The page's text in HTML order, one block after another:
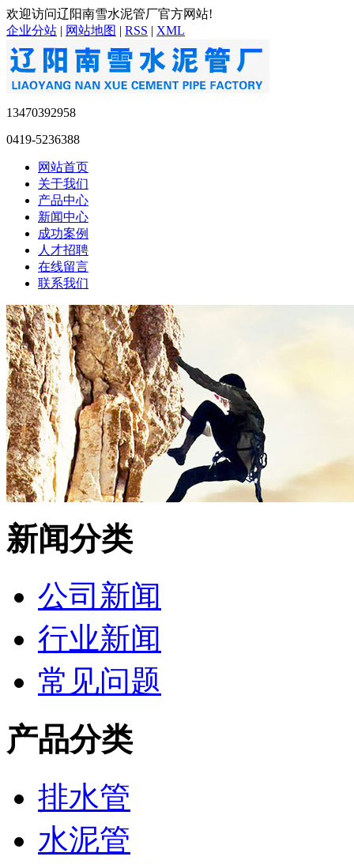
欢迎访问辽阳南雪水泥管厂官方网站!
企业分站 | 网站地图 | RSS | XML
13470392958
0419-5236388
网站首页
关于我们
产品中心
新闻中心
成功案例
人才招聘
在线留言
联系我们
新闻分类
公司新闻
行业新闻
常见问题
产品分类
排水管
水泥管